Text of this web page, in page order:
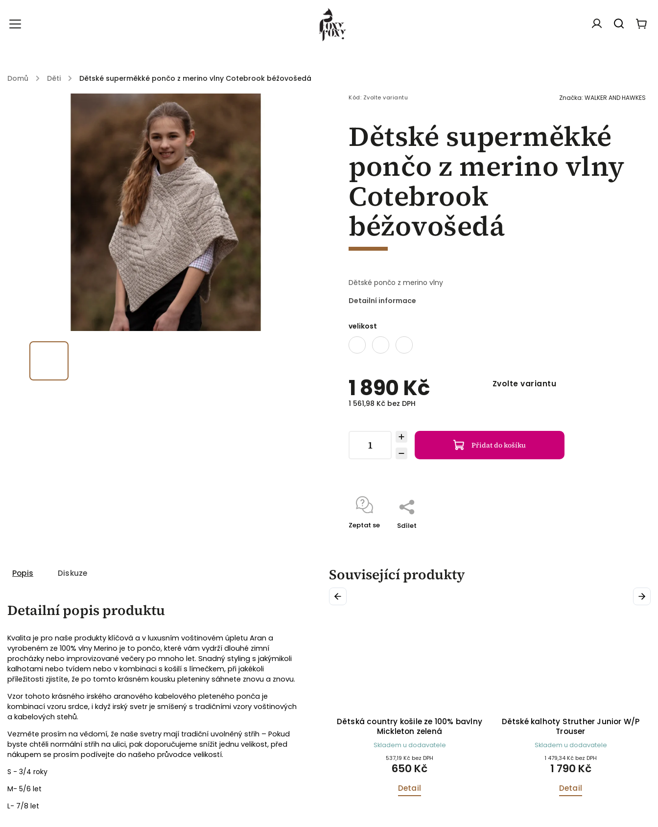
FABLE ENGLAND Pánské Děti Dárkové poukazy Chovatelské
Domů / Děti / Dětské superměkké pončo z merino vlny Cotebrook béžovošedá
Dětské superměkké
pončo z merino vlny
Cotebrook
béžovošedá
Kód: Zvolte variantu
Dětské pončo z merino vlny
Detailní informace
Značka: WALKER AND HAWKES
velikost
1 890 Kč
1 561,98 Kč bez DPH
Zvolte variantu
Přidat do košíku
Zeptat se Sdílet
Popis Diskuze
Detailní popis produktu
Kvalita je pro naše produkty klíčová a v luxusním voštinovém úpletu Aran a
vyrobeném ze 100% vlny Merino je to pončo, které vám vydrží dlouhé zimní
procházky nebo improvizované večery po mnoho let. Snadný styling s jakýmikoli
kalhotami nebo tvídem nebo v kombinaci s košilí s límečkem, při jakékoli
příležitosti zjistíte, že po tomto krásném kousku pleteniny sáhnete znovu a znovu.
Vzor tohoto krásného irského aranového kabelového pleteného ponča je
kombinací vzoru srdce, i když irský svetr je smíšený s tradičními vzory voštinových
a kabelových stehů.
Vezměte prosím na vědomí, že naše svetry mají tradiční uvolněný střih – Pokud
byste chtěli normální střih na ulici, pak doporučujeme snížit jednu velikost, před
nákupem se prosím podívejte do našeho průvodce velikostí.
S - 3/4 roky
M- 5/6 let
L- 7/8 let
Související produkty
Previous
Premier Tattersall Shirt
Skladem u dodavatele
Dětská country košile ze 100% bavlny
Mickleton zelená
Skladem u dodavatele
537,19 Kč bez DPH
650 Kč
Detail
Dětské kalhoty Struther Junior W/P
Trouser
Skladem u dodavatele
1 479,34 Kč bez DPH
1 790 Kč
Detail
Next